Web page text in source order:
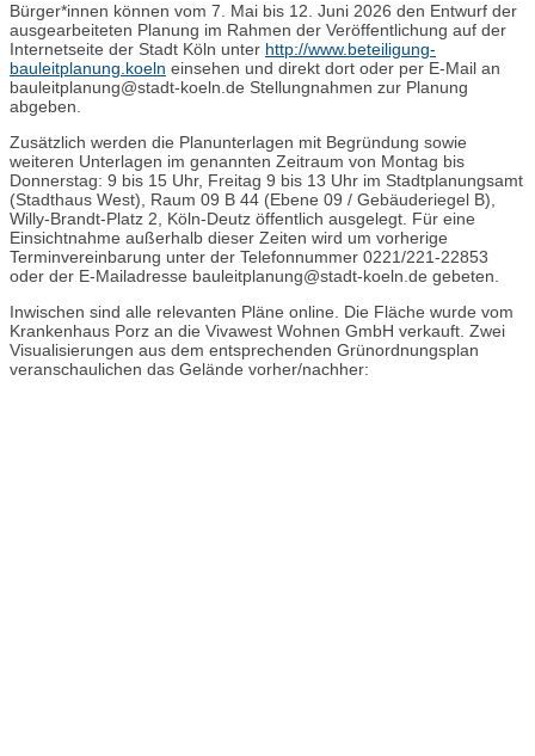
Bürger*innen können vom 7. Mai bis 12. Juni 2026 den Entwurf der
ausgearbeiteten Planung im Rahmen der Veröffentlichung auf der
Internetseite der Stadt Köln unter http://www.beteiligung-
bauleitplanung.koeln einsehen und direkt dort oder per E-Mail an
bauleitplanung@stadt-koeln.de Stellungnahmen zur Planung
abgeben.
Zusätzlich werden die Planunterlagen mit Begründung sowie
weiteren Unterlagen im genannten Zeitraum von Montag bis
Donnerstag: 9 bis 15 Uhr, Freitag 9 bis 13 Uhr im Stadtplanungsamt
(Stadthaus West), Raum 09 B 44 (Ebene 09 / Gebäuderiegel B),
Willy-Brandt-Platz 2, Köln-Deutz öffentlich ausgelegt. Für eine
Einsichtnahme außerhalb dieser Zeiten wird um vorherige
Terminvereinbarung unter der Telefonnummer 0221/221-22853
oder der E-Mailadresse bauleitplanung@stadt-koeln.de gebeten.
Inwischen sind alle relevanten Pläne online. Die Fläche wurde vom
Krankenhaus Porz an die Vivawest Wohnen GmbH verkauft. Zwei
Visualisierungen aus dem entsprechenden Grünordnungsplan
veranschaulichen das Gelände vorher/nachher: